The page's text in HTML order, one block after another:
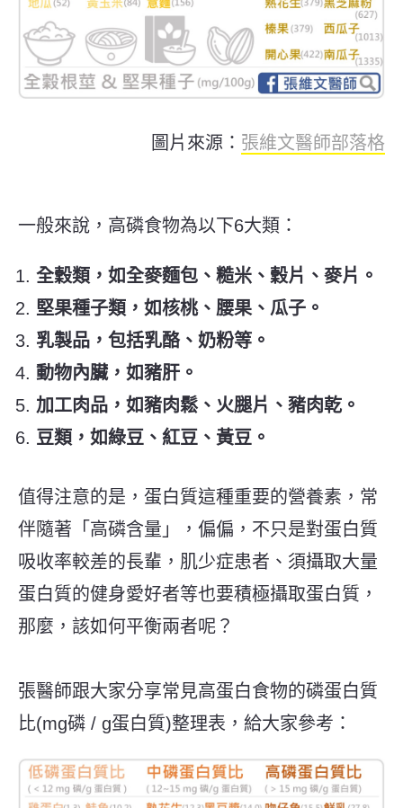
圖片來源： 張維文醫師部落格
一般來說，高磷食物為以下6大類：
全穀類，如全麥麵包、糙米、穀片、麥片。
堅果種子類，如核桃、腰果、瓜子。
乳製品，包括乳酪、奶粉等。
動物內臟，如豬肝。
加工肉品，如豬肉鬆、火腿片、豬肉乾。
豆類，如綠豆、紅豆、黃豆。
值得注意的是，蛋白質這種重要的營養素，常
伴隨著「高磷含量」，偏偏，不只是對蛋白質
吸收率較差的長輩，肌少症患者、須攝取大量
蛋白質的健身愛好者等也要積極攝取蛋白質，
那麼，該如何平衡兩者呢？
張醫師跟大家分享常見高蛋白食物的磷蛋白質
比(mg磷 / g蛋白質)整理表，給大家參考：